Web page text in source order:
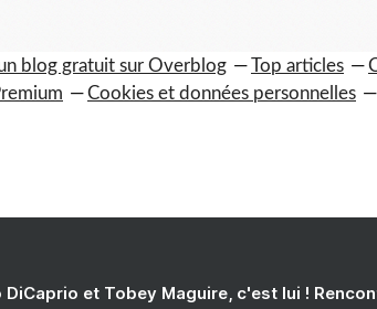
blog gratuit sur Overblog Top articles
Cookies et données personnelles
DiCaprio et Tobey Maguire, c'est lui !